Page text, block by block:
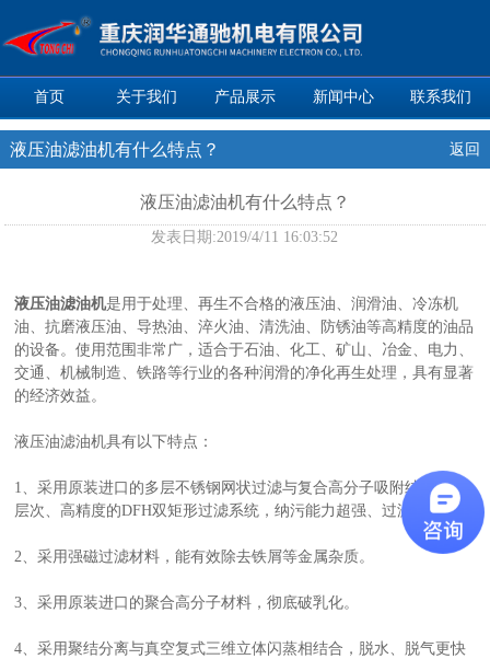
首页 关于我们 产品展示 新闻中心 联系我们
液压油滤油机有什么特点？ 返回
液压油滤油机有什么特点？
发表日期:2019/4/11 16:03:52
液压油滤油机是用于处理、再生不合格的液压油、润滑油、冷冻机
油、抗磨液压油、导热油、淬火油、清洗油、防锈油等高精度的油品
的设备。使用范围非常广，适合于石油、化工、矿山、冶金、电力、
交通、机械制造、铁路等行业的各种润滑的净化再生处理，具有显著
的经济效益。
液压油滤油机具有以下特点：
1、采用原装进口的多层不锈钢网状过滤与复合高分子吸附结合的深
层次、高精度的DFH双矩形过滤系统，纳污能力超强、过滤精度高。
2、采用强磁过滤材料，能有效除去铁屑等金属杂质。
3、采用原装进口的聚合高分子材料，彻底破乳化。
4、采用聚结分离与真空复式三维立体闪蒸相结合，脱水、脱气更快